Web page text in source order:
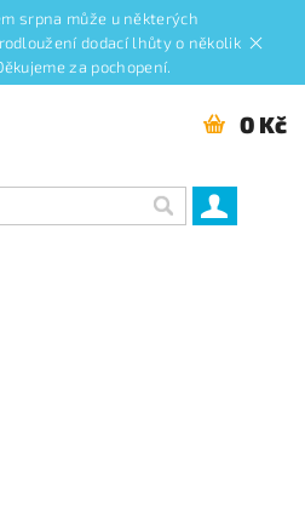
srpna může u některých
dodací lhůty o několik
za pochopení.
0 Kč